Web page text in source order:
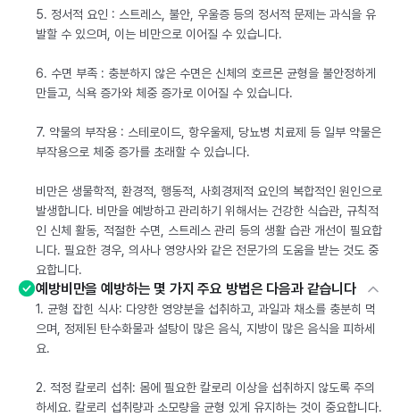
5. 정서적 요인 : 스트레스, 불안, 우울증 등의 정서적 문제는 과식을 유
발할 수 있으며, 이는 비만으로 이어질 수 있습니다.
6. 수면 부족 : 충분하지 않은 수면은 신체의 호르몬 균형을 불안정하게
만들고, 식욕 증가와 체중 증가로 이어질 수 있습니다.
7. 약물의 부작용 : 스테로이드, 항우울제, 당뇨병 치료제 등 일부 약물은
부작용으로 체중 증가를 초래할 수 있습니다.
비만은 생물학적, 환경적, 행동적, 사회경제적 요인의 복합적인 원인으로
발생합니다. 비만을 예방하고 관리하기 위해서는 건강한 식습관, 규칙적
인 신체 활동, 적절한 수면, 스트레스 관리 등의 생활 습관 개선이 필요합
니다. 필요한 경우, 의사나 영양사와 같은 전문가의 도움을 받는 것도 중
요합니다.
예방비만을 예방하는 몇 가지 주요 방법은 다음과 같습니다
1. 균형 잡힌 식사: 다양한 영양분을 섭취하고, 과일과 채소를 충분히 먹
으며, 정제된 탄수화물과 설탕이 많은 음식, 지방이 많은 음식을 피하세
요.
2. 적정 칼로리 섭취: 몸에 필요한 칼로리 이상을 섭취하지 않도록 주의
하세요. 칼로리 섭취량과 소모량을 균형 있게 유지하는 것이 중요합니다.